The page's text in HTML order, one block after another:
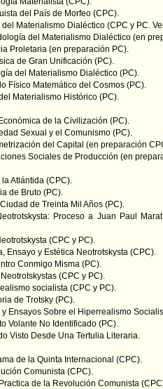
del País de Morfeo (CPC).
Materialismo Dialéctico (CPC y PC.
del Materialismo Dialéctico (en
Proletaria (en preparación PC).
de Gran Unificación (PC).
del Materialismo Dialéctico (PC).
Físico Matemático del Cosmos (PC).
Materialismo Histórico (PC).
de la Civilización (PC).
Sexual y el Comunismo (PC).
del Capital (en preparación
Sociales de Producción (en
la Atlántida (CPC).
de Bruto (PC).
de Treinta Mil Años (PC).
Proceso a Juan Paul
(CPC y PC).
Ensayo y Estética Neotrotskysta (CPC).
Conmigo Misma (PC).
(CPC y PC).
socialista (CPC y PC).
de Trotsky (PC).
y Ensayos Sobre el Hiperrealismo
Volante No Identificado (PC).
Visto Desde Una Tertulia Literaria.
de la Quinta Internacional (CPC).
Comunista (CPC).
de la Revolución Comunista